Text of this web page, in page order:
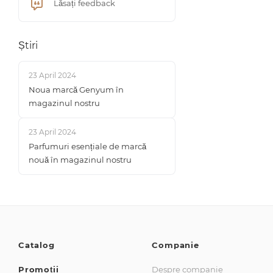
Lăsați feedback
Știri
23 April 2024
Noua marcă Genyum în
magazinul nostru
23 April 2024
Parfumuri esențiale de marcă
nouă în magazinul nostru
Catalog
Promoții
Companie
Despre companie